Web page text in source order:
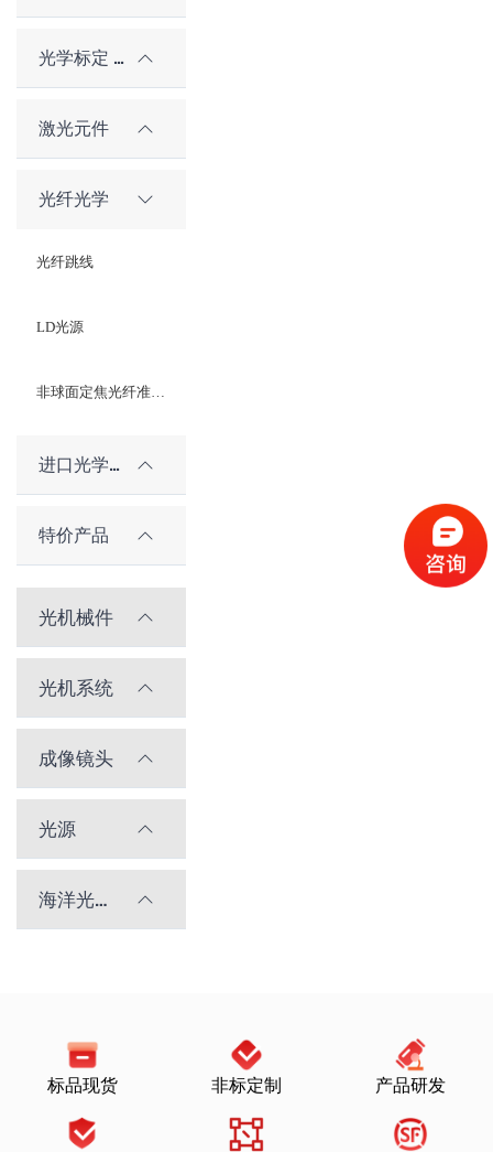
光学标定 / 对准元件
激光元件
光纤光学
光纤跳线
LD光源
进口光学元件
特价产品
光机械件
光机系统
成像镜头
光源
海洋光学光谱仪
标品现货 非标定制 产品研发